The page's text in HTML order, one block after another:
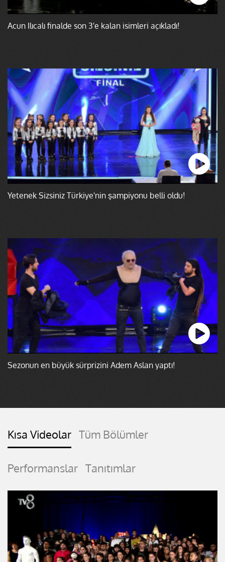
Acun Ilıcalı finalde son 3'e kalan isimleri açıkladı!
Yetenek Sizsiniz Türkiye'nin şampiyonu belli oldu!
Sezonun en büyük sürprizini Adem Aslan yaptı!
Kısa Videolar Tüm Bölümler
Performanslar Tanıtımlar